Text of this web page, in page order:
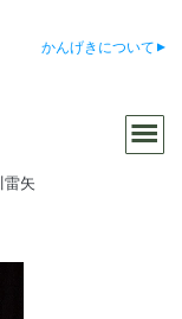
かんげきについて
雷矢